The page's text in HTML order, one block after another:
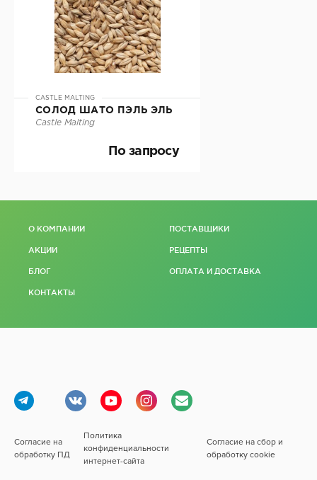
ПОДРОБНЕЕ
CASTLE MALTING
СОЛОД ШАТО ПЭЛЬ ЭЛЬ
Castle Malting
По запросу
Под заказ
ПОДРОБНЕЕ
О КОМПАНИИ ПОСТАВЩИКИ
АКЦИИ РЕЦЕПТЫ
БЛОГ ОПЛАТА И ДОСТАВКА
КОНТАКТЫ
Согласие на
обработку ПД
Политика
конфиденциальности
интернет-сайта
Согласие на сбор и
обработку cookie